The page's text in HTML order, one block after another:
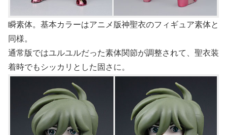
瞬素体。基本カラーはアニメ版神聖衣のフィギュア素体と
同様。
通常版ではユルユルだった素体関節が調整されて、聖衣装
着時でもシッカリとした固さに。